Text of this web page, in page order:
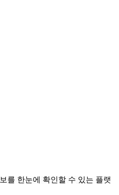
를 한눈에 확인할 수 있는 플랫